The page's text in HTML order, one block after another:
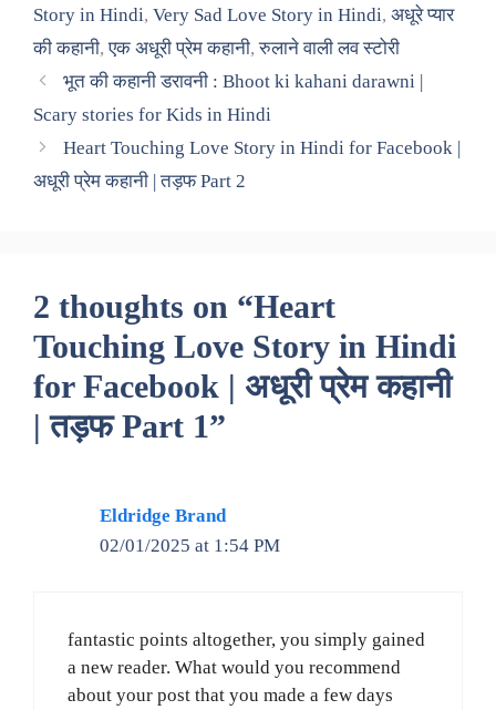
Story in Hindi, Very Sad Love Story in Hindi, अधूरे प्यार
की कहानी,एक अधूरी प्रेम कहानी,रुलाने वाली लव स्टोरी
भूत की कहानी डरावनी : Bhoot ki kahani darawni |
Scary stories for Kids in Hindi
Heart Touching Love Story in Hindi for Facebook |
अधूरी प्रेम कहानी | तड़फ Part 2
2 thoughts on “Heart
Touching Love Story in Hindi
for Facebook | अधूरी प्रेम कहानी
| तड़फ Part 1”
Eldridge Brand
02/01/2025 at 1:54 PM
fantastic points altogether, you simply gained
a new reader. What would you recommend
about your post that you made a few days